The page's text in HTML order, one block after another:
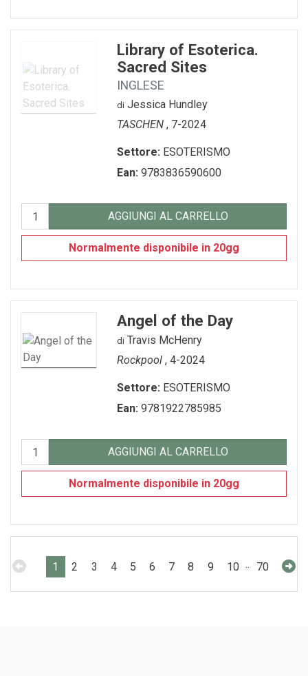
Library of Esoterica.
Sacred Sites
INGLESE
di Jessica Hundley
TASCHEN , 7-2024
Settore: ESOTERISMO
Ean: 9783836590600
AGGIUNGI AL CARRELLO
Normalmente disponibile in 20gg
Angel of the Day
di Travis McHenry
Rockpool , 4-2024
Settore: ESOTERISMO
Ean: 9781922785985
AGGIUNGI AL CARRELLO
Normalmente disponibile in 20gg
1 2 3 4 5 6 7 8 9 10 .. 70